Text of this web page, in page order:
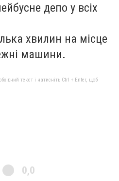
депо у всіх
хвилин на місце
машини.
текст і натисніть Ctrl + Enter, щоб
0,0